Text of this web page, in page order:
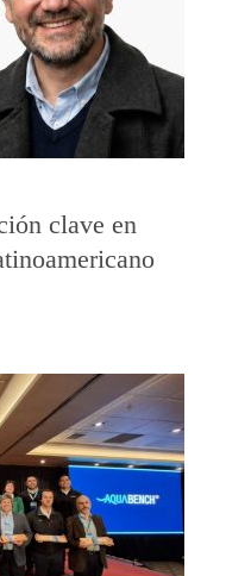
clave en